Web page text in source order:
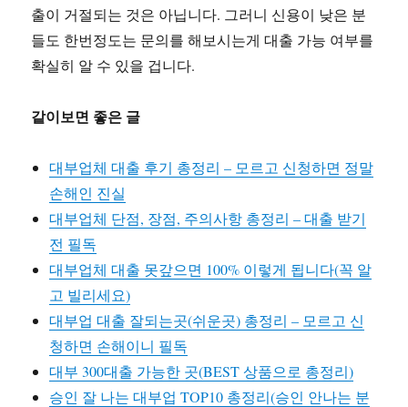
출이 거절되는 것은 아닙니다. 그러니 신용이 낮은 분
들도 한번정도는 문의를 해보시는게 대출 가능 여부를
확실히 알 수 있을 겁니다.
같이보면 좋은 글
대부업체 대출 후기 총정리 – 모르고 신청하면 정말
손해인 진실
대부업체 단점, 장점, 주의사항 총정리 – 대출 받기
전 필독
대부업체 대출 못갚으면 100% 이렇게 됩니다(꼭 알
고 빌리세요)
대부업 대출 잘되는곳(쉬운곳) 총정리 – 모르고 신
청하면 손해이니 필독
대부 300대출 가능한 곳(BEST 상품으로 총정리)
승인 잘 나는 대부업 TOP10 총정리(승인 안나는 분